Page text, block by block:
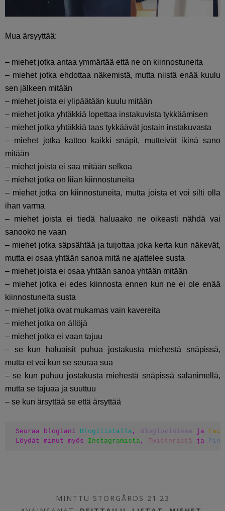
Mua ärsyyttää:
– miehet jotka antaa ymmärtää että ne on kiinnostuneita
– miehet jotka ehdottaa näkemistä, mutta niistä enää kuulu
sen jälkeen mitään
– miehet joista ei ylipäätään kuulu mitään
– miehet jotka yhtäkkiä lopettaa instakuvista tykkäämisen
– miehet jotka yhtäkkiä taas tykkäävät jostain instakuvasta
– miehet jotka kattoo kaikki snäpit, mutteivät ikinä sano
mitään
– miehet joista ei saa mitään selkoa
– miehet jotka on liian kiinnostuneita
– miehet jotka on kiinnostuneita, mutta joista et voi silti olla
ihan varma
– miehet joista ei tiedä haluaako ne oikeasti nähdä vai
sanooko ne vaan
– miehet jotka säpsähtää ja tuijottaa joka kerta kun näkevät,
mutta ei osaa yhtään sanoa mitä ne ajattelee susta
– miehet joista ei osaa yhtään sanoa yhtään mitään
– miehet jotka ei edes kiinnosta ennen kun ne ei ole enää
kiinnostuneita susta
– miehet jotka ovat mukamas vain kavereita
– miehet jotka on ällöjä
– miehet jotka ei vaan tajuu
– se kun haluaisit puhua jostakusta miehestä snäpissä,
mutta et voi kun se seuraa sua
– se kun puhuu jostakusta miehestä snäpissä salanimellä,
mutta se tajuaa ja suuttuu
– se kun ärsyttää se että ärsyttää
Seuraa blogiani Blogilistalla, Bloglovinissa ja
Löydät minut myös Instagramista, Twitteristä ja
MINTTU STORGÅRDS 21:23